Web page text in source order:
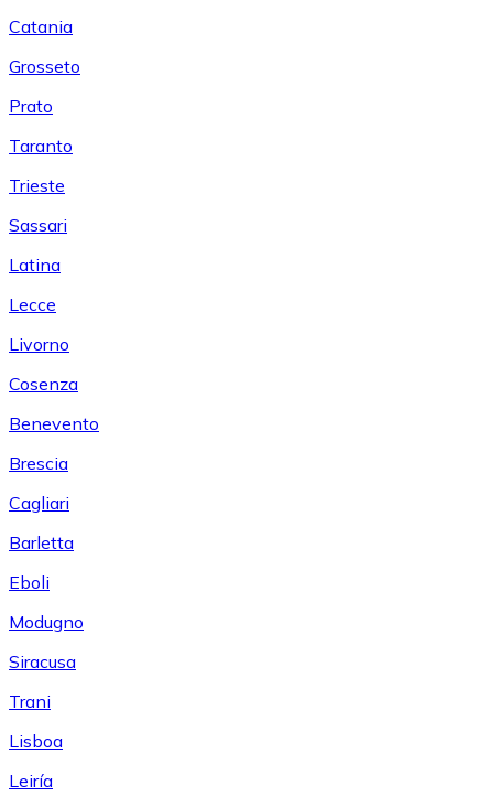
Catania
Grosseto
Prato
Taranto
Trieste
Sassari
Latina
Lecce
Livorno
Cosenza
Benevento
Brescia
Cagliari
Barletta
Eboli
Modugno
Siracusa
Trani
Lisboa
Leiría